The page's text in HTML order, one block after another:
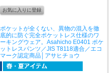
ポケットが全くない、異物の混入を徹
底的に防ぐ完全ポケットレス仕様のワ
ーキングウェア。 Asahicho E0401 ポケ
ットレスパンツ／JIS T8118適合／エコ
マーク認定商品│アサヒチョウ